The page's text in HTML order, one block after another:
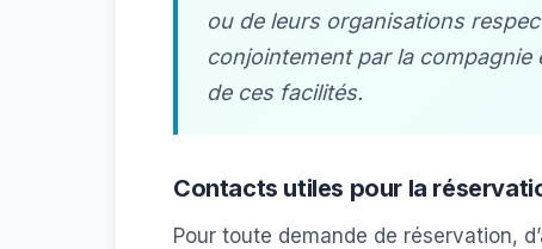
ou de leurs organisations
conjointement par la
de ces facilités.
Contacts utiles pour la
Pour toute demande de réservation,